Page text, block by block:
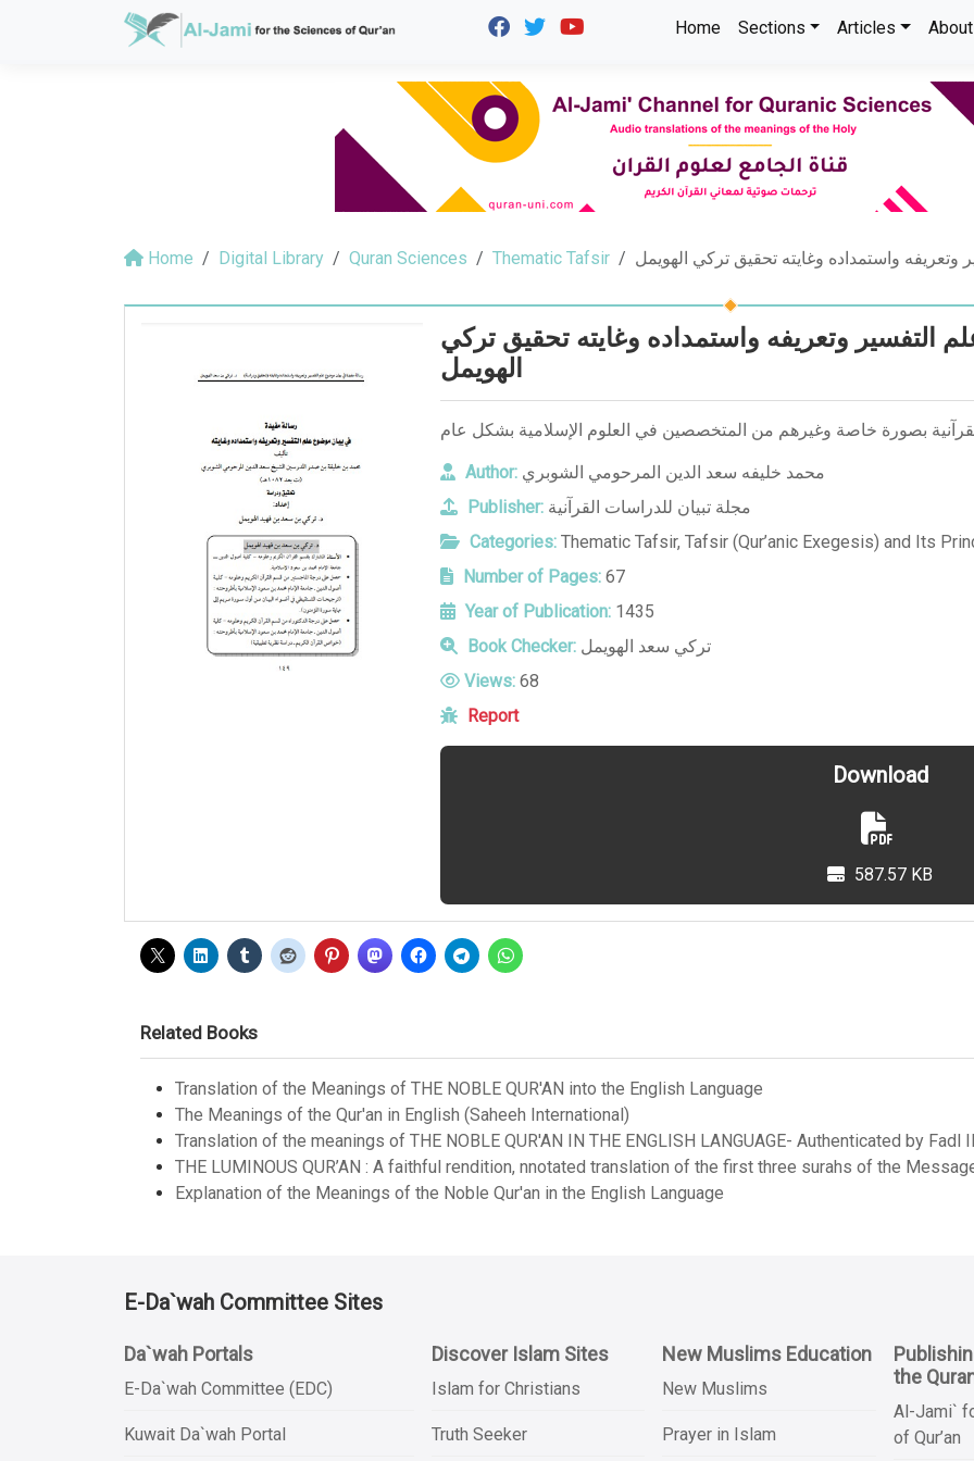
Home Sections Articles About
Home Digital Library Quran Sciences Thematic Tafsir واستمداده وغايته تحقيق تركي الهويمل
التفسير وتعريفه واستمداده وغايته تحقيق تركي
الهويمل
بصورة خاصة وغيرهم من المتخصصين في العلوم الإسلامية بشكل عام
Author: محمد خليفه سعد الدين المرحومي الشوبري
Publisher: مجلة تبيان للدراسات القرآنية
Categories: Thematic Tafsir, Tafsir (Qur’anic Exegesis) and Its
Number of Pages: 67
Year of Publication: 1435
Book Checker: تركي سعد الهويمل
Views: 68
Report
Download
587.57 KB
Related Books
Translation of the Meanings of THE NOBLE QUR'AN into the English Language
The Meanings of the Qur'an in English (Saheeh International)
Translation of the meanings of THE NOBLE QUR'AN IN THE ENGLISH LANGUAGE- Authenticated by Fadl
THE LUMINOUS QUR’AN : A faithful rendition, nnotated translation of the first three surahs of the
Explanation of the Meanings of the Noble Qur'an in the English Language
E-Da`wah Committee Sites
Da`wah Portals
E-Da`wah Committee (EDC)
Kuwait Da`wah Portal
Discover Islam Sites
Islam for Christians
Truth Seeker
New Muslims Education
New Muslims
Prayer in Islam
the
Al-Jami`
of Qur’an